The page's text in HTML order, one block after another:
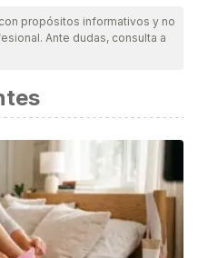
calidad, confiabilidad,
de este artículo fue
Farmacia
. Eres Mamá.
Aprende
como-proteger-del-sol-a-
propósitos informativos y no
Ante dudas, consulta a